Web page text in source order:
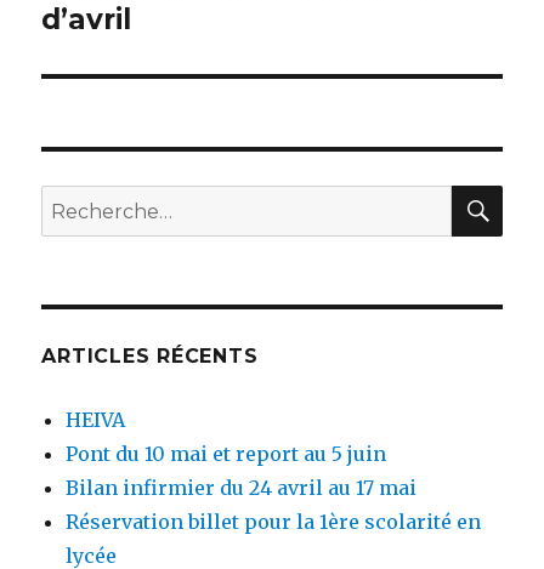
suivante :
d’avril
Recherche
pour :
ARTICLES RÉCENTS
HEIVA
Pont du 10 mai et report au 5 juin
Bilan infirmier du 24 avril au 17 mai
Réservation billet pour la 1ère scolarité en
lycée